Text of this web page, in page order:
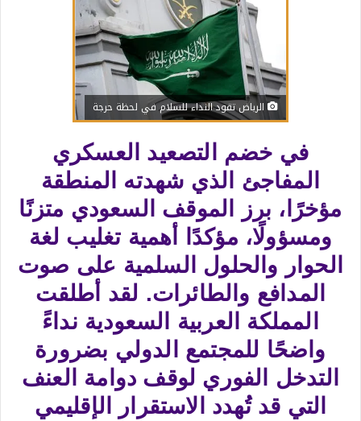
الرياض تقود النداء للسلام في لحظة حرجة
في خضم التصعيد العسكري
المفاجئ الذي شهدته المنطقة
مؤخرًا، برز الموقف السعودي متزنًا
ومسؤولًا، مؤكدًا أهمية تغليب لغة
الحوار والحلول السلمية على صوت
المدافع والطائرات. لقد أطلقت
المملكة العربية السعودية نداءً
واضحًا للمجتمع الدولي بضرورة
التدخل الفوري لوقف دوامة العنف
التي قد تُهدد الاستقرار الإقليمي